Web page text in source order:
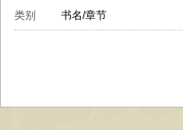
类别 书名/章节